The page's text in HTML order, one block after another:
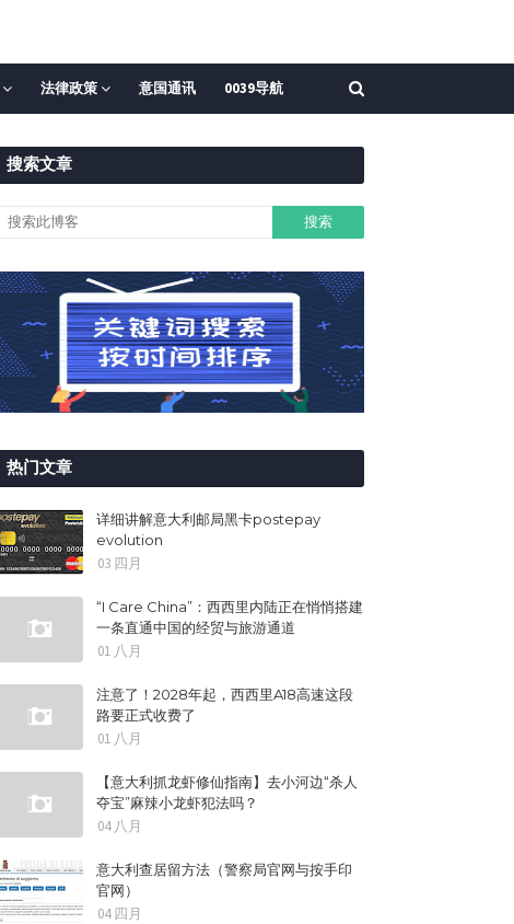
法律政策 意国通讯 0039导航
搜索文章
热门文章
详细讲解意大利邮局黑卡postepay
evolution
03 四月
“I Care China”：西西里内陆正在悄悄搭建
一条直通中国的经贸与旅游通道
01 八月
注意了！2028年起，西西里A18高速这段
路要正式收费了
01 八月
【意大利抓龙虾修仙指南】去小河边“杀人
夺宝”麻辣小龙虾犯法吗？
04 八月
意大利查居留方法（警察局官网与按手印
官网）
04 四月